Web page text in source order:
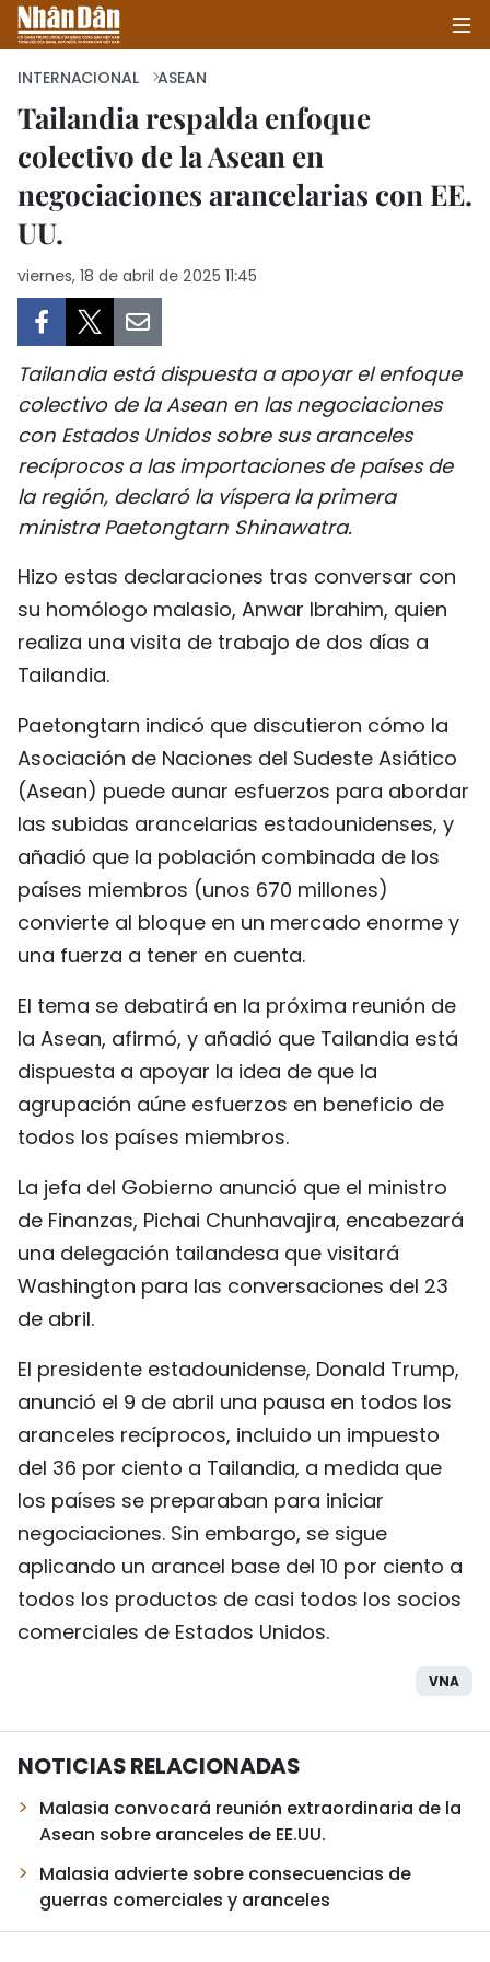
INICIO
POLÍTICA
SALUD - MEDIO AMBIENTE
CULTURA - ENTRETENIMIENTO
INTERNACIONAL
DEPORTES
VIAJES
PUENTE DE AMISTAD
FOTOGRAFÍA
¿QUIÉNES SOMOS?
TIẾNG VIỆT
ENGLISH
中文
FRANÇAIS
РУССКИЙ
INTERNACIONAL ASEAN
Tailandia respalda enfoque
colectivo de la Asean en
negociaciones arancelarias con EE.
UU.
viernes, 18 de abril de 2025 11:45
Tailandia está dispuesta a apoyar el enfoque
colectivo de la Asean en las negociaciones
con Estados Unidos sobre sus aranceles
recíprocos a las importaciones de países de
la región, declaró la víspera la primera
ministra Paetongtarn Shinawatra.
Hizo estas declaraciones tras conversar con
su homólogo malasio, Anwar Ibrahim, quien
realiza una visita de trabajo de dos días a
Tailandia.
Paetongtarn indicó que discutieron cómo la
Asociación de Naciones del Sudeste Asiático
(Asean) puede aunar esfuerzos para abordar
las subidas arancelarias estadounidenses, y
añadió que la población combinada de los
países miembros (unos 670 millones)
convierte al bloque en un mercado enorme y
una fuerza a tener en cuenta.
El tema se debatirá en la próxima reunión de
la Asean, afirmó, y añadió que Tailandia está
dispuesta a apoyar la idea de que la
agrupación aúne esfuerzos en beneficio de
todos los países miembros.
La jefa del Gobierno anunció que el ministro
de Finanzas, Pichai Chunhavajira, encabezará
una delegación tailandesa que visitará
Washington para las conversaciones del 23
de abril.
El presidente estadounidense, Donald Trump,
anunció el 9 de abril una pausa en todos los
aranceles recíprocos, incluido un impuesto
del 36 por ciento a Tailandia, a medida que
los países se preparaban para iniciar
negociaciones. Sin embargo, se sigue
aplicando un arancel base del 10 por ciento a
todos los productos de casi todos los socios
comerciales de Estados Unidos.
VNA
NOTICIAS RELACIONADAS
Malasia convocará reunión extraordinaria de la
Asean sobre aranceles de EE.UU.
Malasia advierte sobre consecuencias de
guerras comerciales y aranceles